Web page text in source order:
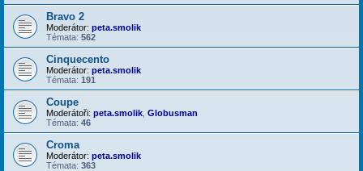
Bravo 2
Moderátor: peta.smolik
Témata: 562
Cinquecento
Moderátor: peta.smolik
Témata: 191
Coupe
Moderátoři: peta.smolik Globusman
Témata: 46
Croma
Moderátor: peta.smolik
Témata: 363